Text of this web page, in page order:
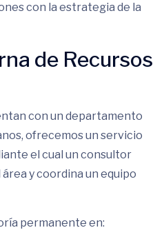
con la estrategia de la
de Recursos
con un departamento
ofrecemos un servicio
el cual un consultor
y coordina un equipo
permanente en: